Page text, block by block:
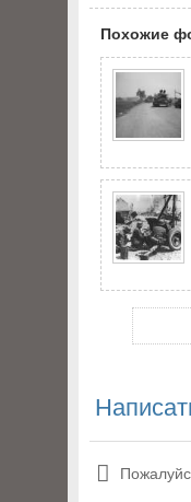
Похожие